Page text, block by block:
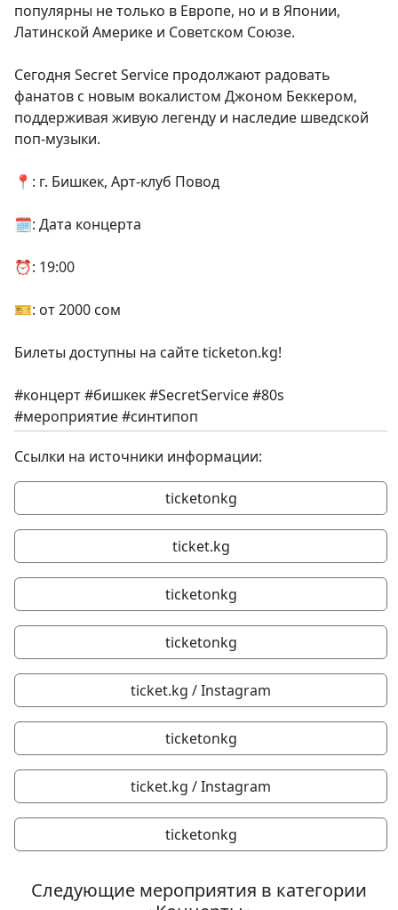
популярны не только в Европе, но и в Японии,
Латинской Америке и Советском Союзе.
Сегодня Secret Service продолжают радовать
фанатов с новым вокалистом Джоном Беккером,
поддерживая живую легенду и наследие шведской
поп-музыки.
📍: г. Бишкек, Арт-клуб Повод
🗓️: Дата концерта
⏰: 19:00
🎫: от 2000 сом
Билеты доступны на сайте ticketon.kg!
#концерт #бишкек #SecretService #80s
#мероприятие #синтипоп
Ссылки на источники информации:
ticketonkg
ticket.kg
ticketonkg
ticketonkg
ticket.kg / Instagram
ticketonkg
ticket.kg / Instagram
ticketonkg
Следующие мероприятия в категории